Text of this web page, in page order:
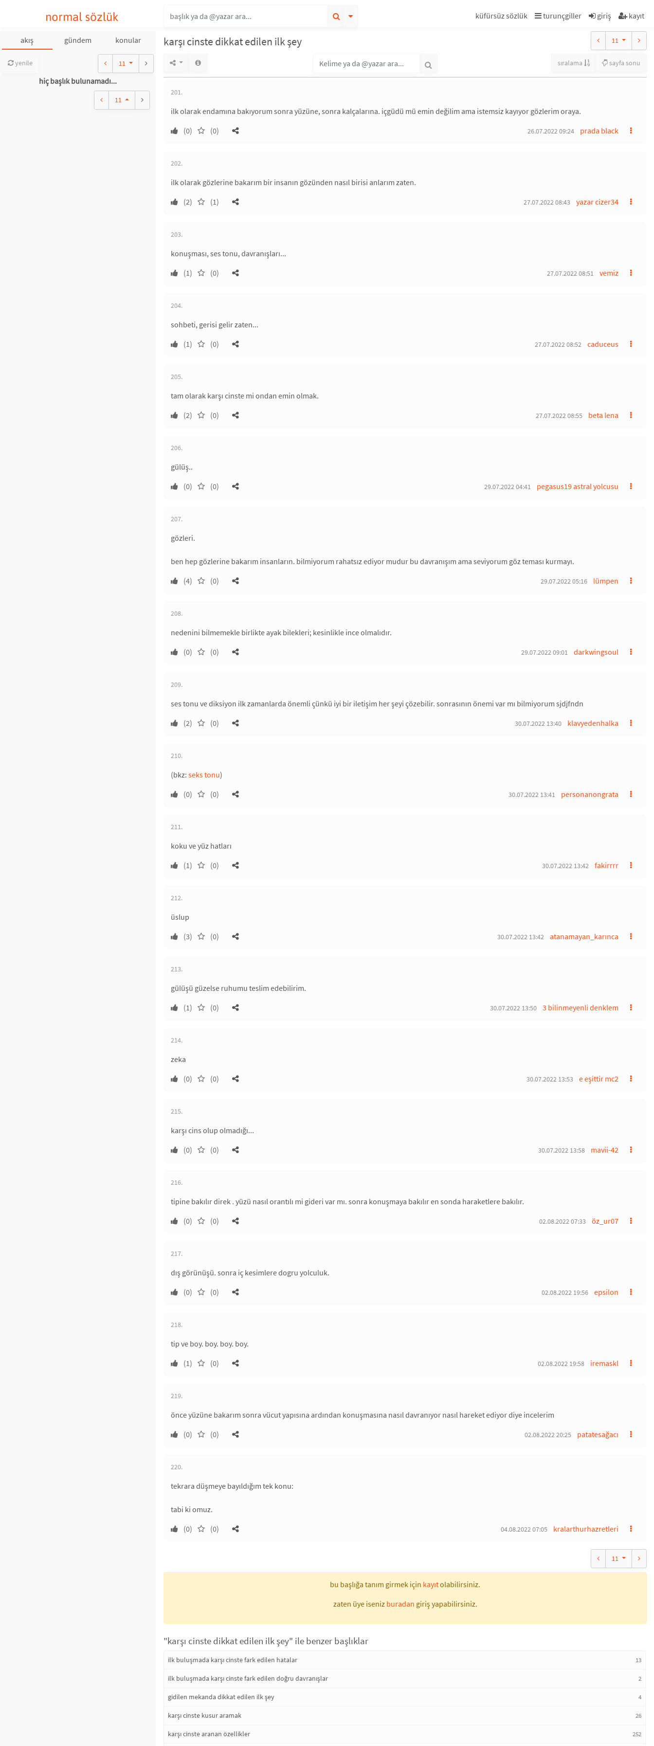
normal sözlük küfürsüz sözlük turunçgiller giriş kayıt
akış gündem konular
yenile 11
hiç başlık bulunamadı...
11
karşı cinste dikkat edilen ilk şey 11
sıralama sayfa sonu
201.
ilk olarak endamına bakıyorum sonra yüzüne, sonra kalçalarına. içgüdü mü emin değilim ama istemsiz kayıyor gözlerim oraya.
(0)
(0) prada black
26.07.2022 09:24
202.
ilk olarak gözlerine bakarım bir insanın gözünden nasıl birisi anlarım zaten.
(2)
(1) yazar cizer34
27.07.2022 08:43
203.
konuşması, ses tonu, davranışları...
(1)
(0) vemiz
27.07.2022 08:51
204.
sohbeti, gerisi gelir zaten...
(1)
(0) caduceus
27.07.2022 08:52
205.
tam olarak karşı cinste mi ondan emin olmak.
(2)
(0) beta lena
27.07.2022 08:55
206.
gülüş..
(0)
(0) pegasus19 astral yolcusu
29.07.2022 04:41
207.
gözleri.
ben hep gözlerine bakarım insanların. bilmiyorum rahatsız ediyor mudur bu davranışım ama seviyorum göz teması kurmayı.
(4)
(0) lümpen
29.07.2022 05:16
208.
nedenini bilmemekle birlikte ayak bilekleri; kesinlikle ince olmalıdır.
(0)
(0) darkwingsoul
29.07.2022 09:01
209.
ses tonu ve diksiyon ilk zamanlarda önemli çünkü iyi bir iletişim her şeyi çözebilir. sonrasının önemi var mı bilmiyorum sjdjfndn
(2)
(0) klavyedenhalka
30.07.2022 13:40
210.
(bkz: seks tonu)
(0)
(0) personanongrata
30.07.2022 13:41
211.
koku ve yüz hatları
(1)
(0) fakirrrr
30.07.2022 13:42
212.
üslup
(3)
(0) atanamayan_karınca
30.07.2022 13:42
213.
gülüşü güzelse ruhumu teslim edebilirim.
(1)
(0) 3 bilinmeyenli denklem
30.07.2022 13:50
214.
zeka
(0)
(0) e eşittir mc2
30.07.2022 13:53
215.
karşı cins olup olmadığı...
(0)
(0) mavii-42
30.07.2022 13:58
216.
tipine bakılır direk . yüzü nasıl orantılı mi gideri var mı. sonra konuşmaya bakılır en sonda haraketlere bakılır.
(0)
(0) öz_ur07
02.08.2022 07:33
217.
dış görünüşü. sonra iç kesimlere dogru yolculuk.
(0)
(0) epsilon
02.08.2022 19:56
218.
tip ve boy. boy. boy. boy.
(1)
(0) iremaskl
02.08.2022 19:58
219.
önce yüzüne bakarım sonra vücut yapısına ardından konuşmasına nasıl davranıyor nasıl hareket ediyor diye incelerim
(0)
(0) patatesağacı
02.08.2022 20:25
220.
tekrara düşmeye bayıldığım tek konu:
tabi ki omuz.
(0)
(0) kralarthurhazretleri
04.08.2022 07:05
11
bu başlığa tanım girmek için kayıtolabilirsiniz.
zaten üye iseniz buradan giriş yapabilirsiniz.
"karşı cinste dikkat edilen ilk şey" ile benzer başlıklar
ilk buluşmada karşı cinste fark edilen hatalar 13
ilk buluşmada karşı cinste fark edilen doğru davranışlar 2
gidilen mekanda dikkat edilen ilk şey 4
karşı cinste kusur aramak 26
karşı cinste aranan özellikler 252